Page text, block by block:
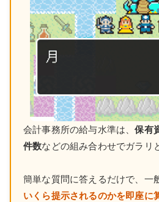
会計事務所の給与水準は、保有
件数などの組み合わせでガラリ
簡単な質問に答えるだけで、一
いくら提示されるのかを即座に